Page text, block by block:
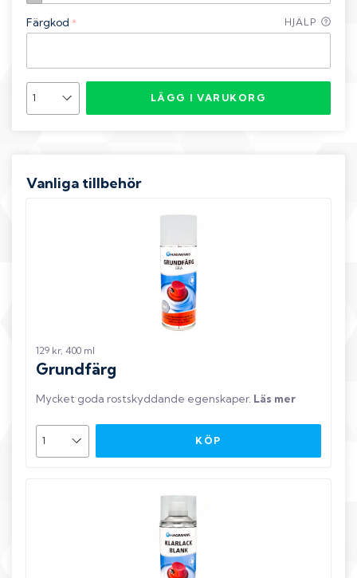
Färgkod * HJÄLP
LÄGG I VARUKORG
Vanliga tillbehör
129 kr, 400 ml
Grundfärg
Mycket goda rostskyddande egenskaper. Läs mer
KÖP